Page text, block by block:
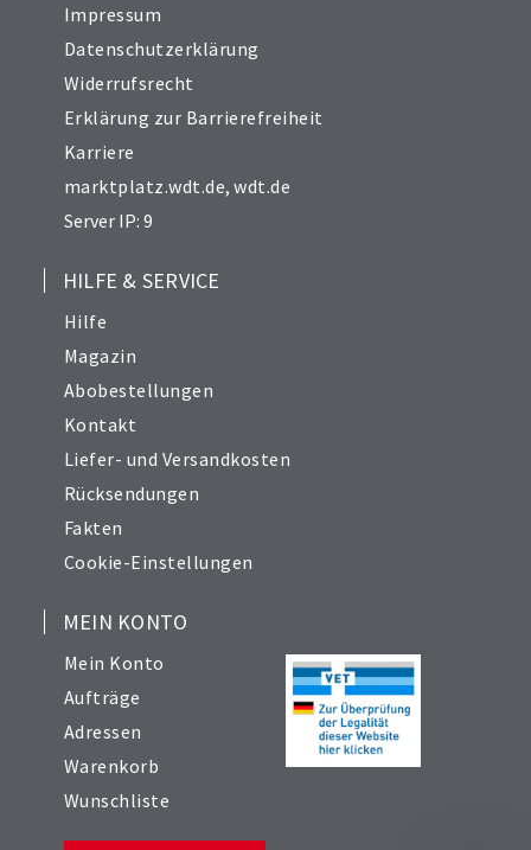
Impressum
Datenschutzerklärung
Widerrufsrecht
Erklärung zur Barrierefreiheit
Karriere
marktplatz.wdt.de,wdt.de
Server IP: 9
HILFE & SERVICE
Hilfe
Magazin
Abobestellungen
Kontakt
Liefer- und Versandkosten
Rücksendungen
Fakten
Cookie-Einstellungen
MEIN KONTO
Mein Konto
Aufträge
Adressen
Warenkorb
Wunschliste